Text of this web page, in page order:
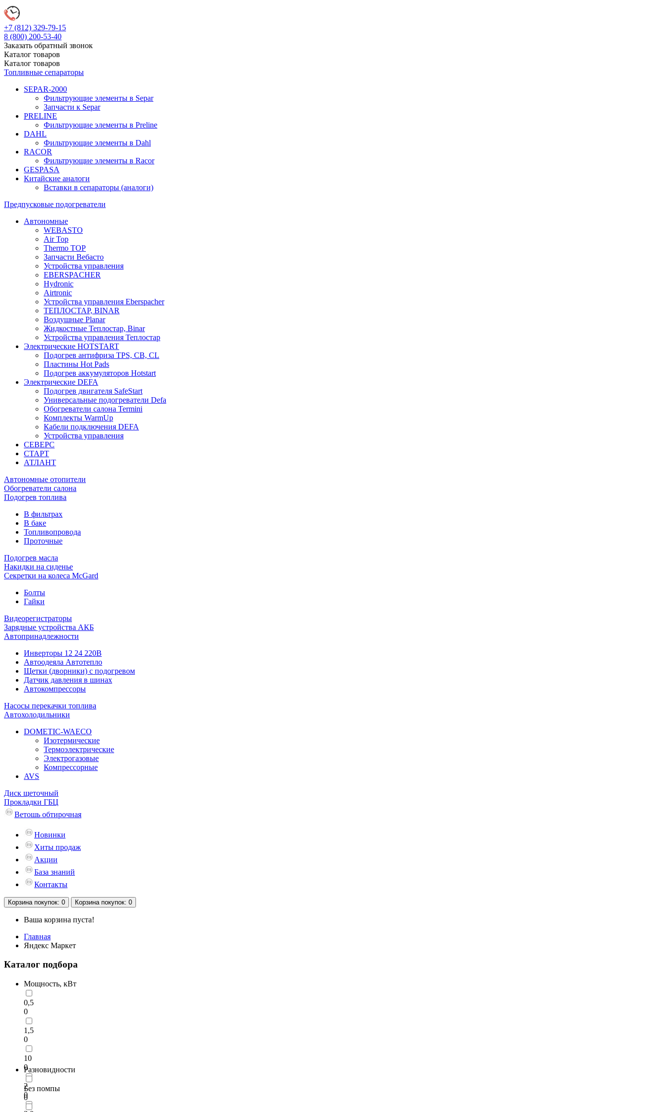
+7 (812) 329-79-15
8 (800) 200-53-40
Заказать обратный звонок
Каталог товаров
Каталог товаров
Топливные сепараторы
SEPAR-2000
Фильтрующие элементы в Separ
Запчасти к Separ
PRELINE
Фильтрующие элементы в Preline
DAHL
Фильтрующие элементы в Dahl
RACOR
Фильтрующие элементы в Racor
GESPASA
Китайские аналоги
Вставки в сепараторы (аналоги)
Предпусковые подогреватели
Автономные
WEBASTO
Air Top
Thermo TOP
Запчасти Вебасто
Устройства управления
EBERSPACHER
Hydronic
Airtronic
Устройства управления Eberspacher
ТЕПЛОСТАР, BINAR
Воздушные Planar
Жидкостные Теплостар, Binar
Устройства управления Теплостар
Электрические HOTSTART
Подогрев антифриза TPS, CB, CL
Пластины Hot Pads
Подогрев аккумуляторов Hotstart
Электрические DEFA
Подогрев двигателя SafeStart
Универсальные подогреватели Defa
Обогреватели салона Termini
Комплекты WarmUp
Кабели подключения DEFA
Устройства управления
СЕВЕРС
СТАРТ
АТЛАНТ
Автономные отопители
Обогреватели салона
Подогрев топлива
В фильтрах
В баке
Топливопровода
Проточные
Подогрев масла
Накидки на сиденье
Секретки на колеса McGard
Болты
Гайки
Видеорегистраторы
Зарядные устройства АКБ
Автопринадлежности
Инверторы 12 24 220В
Автоодеяла Автотепло
Щетки (дворники) с подогревом
Датчик давления в шинах
Автокомпрессоры
Насосы перекачки топлива
Автохолодильники
DOMETIC-WAECO
Изотермические
Термоэлектрические
Электрогазовые
Компрессорные
AVS
Диск щеточный
Прокладки ГБЦ
Ветошь обтирочная
Новинки
Хиты продаж
Акции
База знаний
Контакты
Корзина покупок: 0 Корзина покупок: 0
Ваша корзина пуста!
Главная
Яндекс Маркет
Каталог подбора
Мощность, кВт
0,5
0
1,5
0
10
0
2
0
Разновидности
Без помпы
0